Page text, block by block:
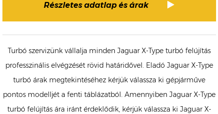
Részletes adatlap és árak
Turbó szervizünk vállalja minden Jaguar X-Type turbó felújítás
professzinális elvégzését rövid határidővel. Eladó Jaguar X-Type
turbó árak megtekintéséhez kérjük válassza ki gépjárműve
pontos modelljét a fenti táblázatból. Amennyiben Jaguar X-Type
turbó felújítás ára iránt érdeklődik, kérjük válassza ki Jaguar X-